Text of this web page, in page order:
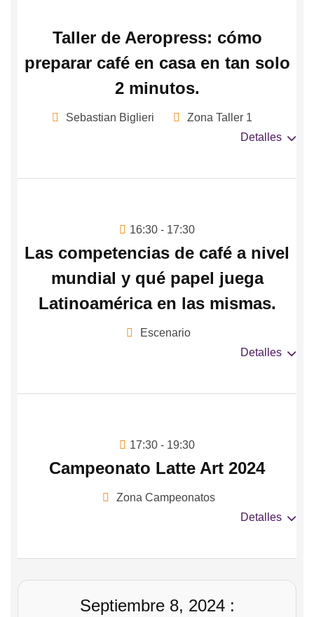
Taller de Aeropress: cómo
preparar café en casa en tan solo
2 minutos.
Sebastian Biglieri
Zona Taller 1
Detalles
16:30 - 17:30
Las competencias de café a nivel
mundial y qué papel juega
Latinoamérica en las mismas.
Escenario
Detalles
17:30 - 19:30
Campeonato Latte Art 2024
Zona Campeonatos
Detalles
Septiembre 8, 2024 :